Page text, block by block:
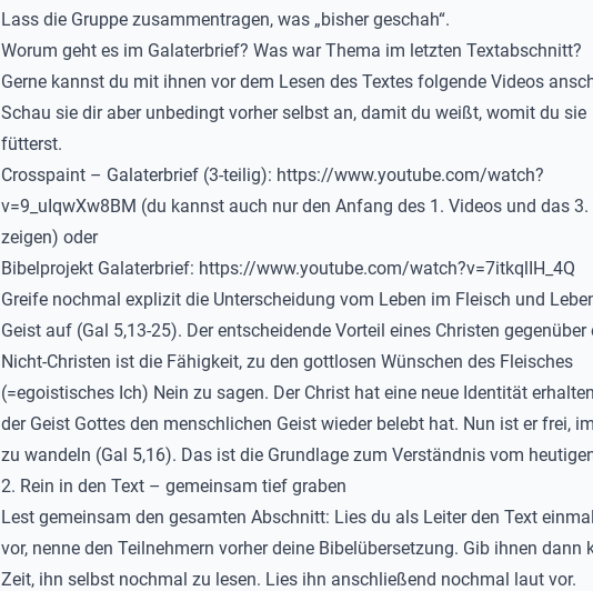
Lass die Gruppe zusammentragen, was „bisher geschah“.
Worum geht es im Galaterbrief? Was war Thema im letzten Textabschnitt?
Gerne kannst du mit ihnen vor dem Lesen des Textes folgende Videos
Schau sie dir aber unbedingt vorher selbst an, damit du weißt, womit du sie
fütterst.
Crosspaint – Galaterbrief (3-teilig): https://www.youtube.com/watch?
v=9_uIqwXw8BM (du kannst auch nur den Anfang des 1. Videos und das 3.
zeigen) oder
Bibelprojekt Galaterbrief: https://www.youtube.com/watch?v=7itkqlIH_4Q
Greife nochmal explizit die Unterscheidung vom Leben im Fleisch und
Geist auf (Gal 5,13-25). Der entscheidende Vorteil eines Christen gegenüber
Nicht-Christen ist die Fähigkeit, zu den gottlosen Wünschen des Fleisches
(=egoistisches Ich) Nein zu sagen. Der Christ hat eine neue Identität
der Geist Gottes den menschlichen Geist wieder belebt hat. Nun ist er frei,
zu wandeln (Gal 5,16). Das ist die Grundlage zum Verständnis vom
2. Rein in den Text – gemeinsam tief graben
Lest gemeinsam den gesamten Abschnitt: Lies du als Leiter den Text
vor, nenne den Teilnehmern vorher deine Bibelübersetzung. Gib ihnen dann
Zeit, ihn selbst nochmal zu lesen. Lies ihn anschließend nochmal laut vor.